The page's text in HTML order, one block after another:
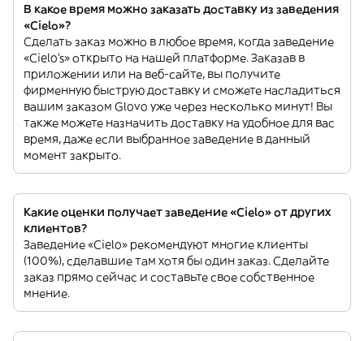
В какое время можно заказать доставку из заведения
«Cielo»?
Сделать заказ можно в любое время, когда заведение
«Cielo’s» открыто на нашей платформе. Заказав в
приложении или на веб-сайте, вы получите
фирменную быструю доставку и сможете насладиться
вашим заказом Glovo уже через несколько минут! Вы
также можете назначить доставку на удобное для вас
время, даже если выбранное заведение в данный
момент закрыто.
Какие оценки получает заведение «Cielo» от других
клиентов?
Заведение «Cielo» рекомендуют многие клиенты
(100%), сделавшие там хотя бы один заказ. Сделайте
заказ прямо сейчас и составьте свое собственное
мнение.